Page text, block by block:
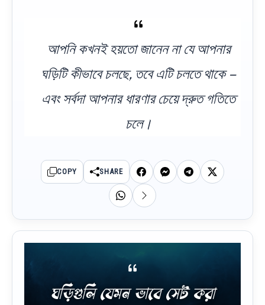
আপনি কখনই হয়তো জানেন না যে আপনার
ঘড়িটি কীভাবে চলছে, তবে এটি চলতে থাকে –
এবং সর্বদা আপনার ধারণার চেয়ে দ্রুত গতিতে
চলে।
COPY SHARE
ঘড়িগুলি যেমন ভাবে সেট করা